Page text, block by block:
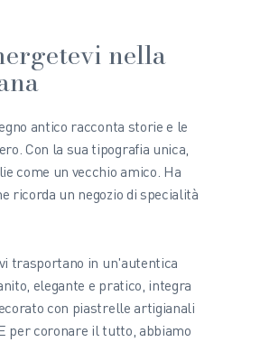
nella
antico racconta storie e le
Con la sua tipografia unica,
come un vecchio amico. Ha
ricorda un negozio di specialità
trasportano in un'autentica
elegante e pratico, integra
con piastrelle artigianali
per coronare il tutto, abbiamo